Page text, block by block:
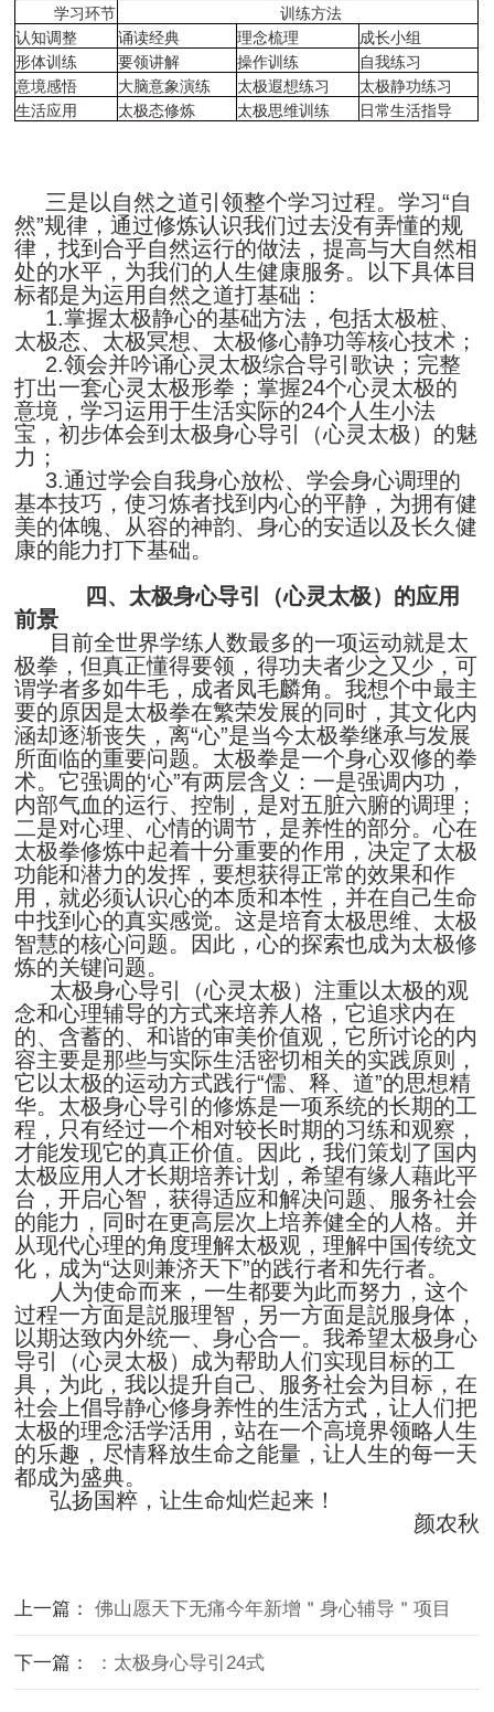
学习环节
训练方法
认知调整
诵读经典 理念梳理
成长小组
形体训练
要领讲解 操作训练
自我练习
意境感悟
大脑意象演练 太极遐想练习
太极静功练习
生活应用
太极态修炼 太极思维训练 日常生活指导
三是以自然之道引领整个学习过程。学习“自
然”规律，通过修炼认识我们过去没有弄懂的规
律，找到合乎自然运行的做法，提高与大自然相
处的水平，为我们的人生健康服务。以下具体目
标都是为运用自然之道打基础：
1.掌握太极静心的基础方法，包括太极桩、
太极态、太极冥想、太极修心静功等核心技术；
2.领会并吟诵心灵太极综合导引歌诀；完整
打出一套心灵太极形拳；掌握24个心灵太极的
意境，学习运用于生活实际的24个人生小法
宝，初步体会到太极身心导引（心灵太极）的魅
力；
3.通过学会自我身心放松、学会身心调理的
基本技巧，使习炼者找到内心的平静，为拥有健
美的体魄、从容的神韵、身心的安适以及长久健
康的能力打下基础。
四、太极身心导引（心灵太极）的应用
前景
目前全世界学练人数最多的一项运动就是太
极拳，但真正懂得要领，得功夫者少之又少，可
谓学者多如牛毛，成者凤毛麟角。我想个中最主
要的原因是太极拳在繁荣发展的同时，其文化内
涵却逐渐丧失，离“心”是当今太极拳继承与发展
所面临的重要问题。太极拳是一个身心双修的拳
术。它强调的‘心”有两层含义：一是强调内功，
内部气血的运行、控制，是对五脏六腑的调理；
二是对心理、心情的调节，是养性的部分。心在
太极拳修炼中起着十分重要的作用，决定了太极
功能和潜力的发挥，要想获得正常的效果和作
用，就必须认识心的本质和本性，并在自己生命
中找到心的真实感觉。这是培育太极思维、太极
智慧的核心问题。因此，心的探索也成为太极修
炼的关键问题。
太极身心导引（心灵太极）注重以太极的观
念和心理辅导的方式来培养人格，它追求内在
的、含蓄的、和谐的审美价值观，它所讨论的内
容主要是那些与实际生活密切相关的实践原则，
它以太极的运动方式践行“儒、释、道”的思想精
华。太极身心导引的修炼是一项系统的长期的工
程，只有经过一个相对较长时期的习练和观察，
才能发现它的真正价值。因此，我们策划了国内
太极应用人才长期培养计划，希望有缘人藉此平
台，开启心智，获得适应和解决问题、服务社会
的能力，同时在更高层次上培养健全的人格。并
从现代心理的角度理解太极观，理解中国传统文
化，成为“达则兼济天下”的践行者和先行者。
人为使命而来，一生都要为此而努力，这个
过程一方面是説服理智，另一方面是説服身体，
以期达致内外统一、身心合一。我希望太极身心
导引（心灵太极）成为帮助人们实现目标的工
具，为此，我以提升自己、服务社会为目标，在
社会上倡导静心修身养性的生活方式，让人们把
太极的理念活学活用，站在一个高境界领略人生
的乐趣，尽情释放生命之能量，让人生的每一天
都成为盛典。
弘扬国粹，让生命灿烂起来！
颜农秋
上一篇：佛山愿天下无痛今年新增＂身心辅导＂项目
下一篇： ：太极身心导引24式